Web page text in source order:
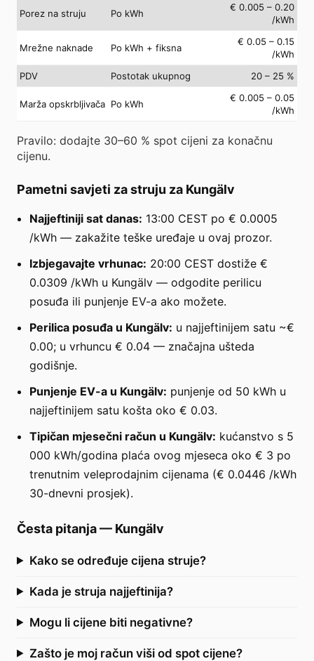
Porez na struju Po kWh
€ 0.005 – 0.20
/kWh
Mrežne naknade Po kWh + fiksna
€ 0.05 – 0.15
/kWh
PDV
Postotak ukupnog 20 – 25 %
Marža opskrbljivača Po kWh
€ 0.005 – 0.05
/kWh
Pravilo: dodajte 30–60 % spot cijeni za konačnu
cijenu.
Pametni savjeti za struju za Kungälv
Najjeftiniji sat danas: 13:00 CEST po € 0.0005
/kWh — zakažite teške uređaje u ovaj prozor.
Izbjegavajte vrhunac: 20:00 CEST dostiže €
0.0309 /kWh u Kungälv — odgodite perilicu
posuđa ili punjenje EV-a ako možete.
Perilica posuđa u Kungälv: u najjeftinijem satu ~€
0.00; u vrhuncu € 0.04 — značajna ušteda
godišnje.
Punjenje EV-a u Kungälv: punjenje od 50 kWh u
najjeftinijem satu košta oko € 0.03.
Tipičan mjesečni račun u Kungälv: kućanstvo s 5
000 kWh/godina plaća ovog mjeseca oko € 3 po
trenutnim veleprodajnim cijenama (€ 0.0446 /kWh
30-dnevni prosjek).
Česta pitanja— Kungälv
Kako se određuje cijena struje?
Kada je struja najjeftinija?
Mogu li cijene biti negativne?
Zašto je moj račun viši od spot cijene?